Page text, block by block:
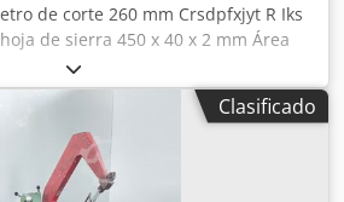
de corte 260 mm Crsdpfxjyt R Iks
de sierra 450 x 40 x 2 mm Área
cuadrado 240 mm Área de corte a 90
x 180 mm Requisito total de
de la máquina aprox. 1,4 t
2,1 x 1,7 x 1,0 m Sierra automática
de refrigeración - 2
Clasificado